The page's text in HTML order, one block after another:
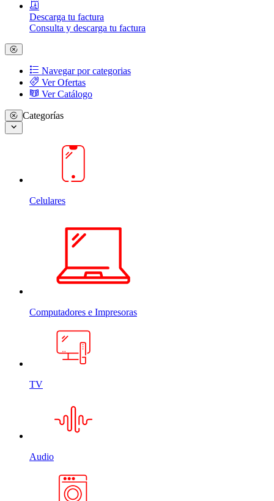
Descarga tu factura
Consulta y descarga tu factura
Navegar por categorias
Ver Ofertas
Ver Catálogo
Categorías
Celulares
Computadores e Impresoras
TV
Audio